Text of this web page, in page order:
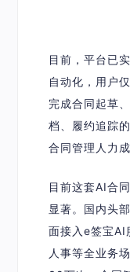
目前，平台已
自动化 ，用户
完成合同起草
档、履约追踪
合同管理人力
目前这套AI合
显著。国内头
面接入e签宝AI
人事等全业务